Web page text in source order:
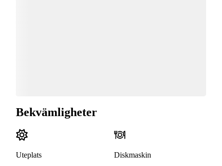
Bekvämligheter
Uteplats Diskmaskin